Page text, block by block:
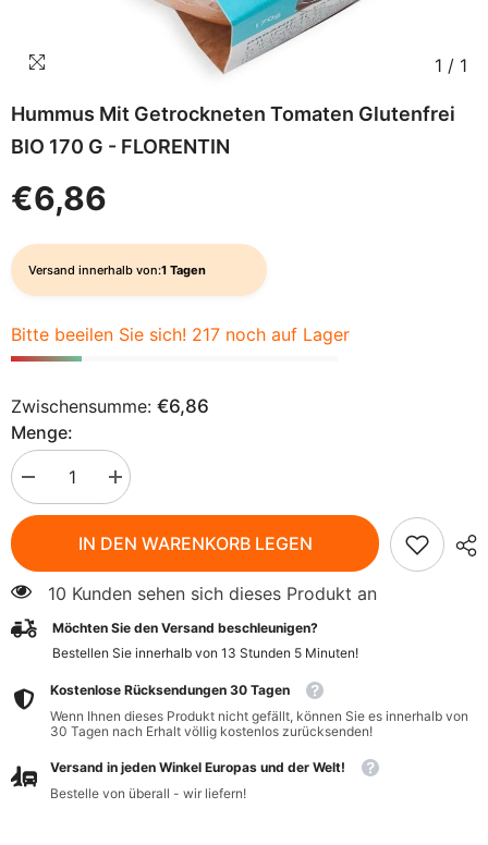
1 / 1
Hummus Mit Getrockneten Tomaten Glutenfrei
BIO 170 G - FLORENTIN
€6,86
Versand innerhalb von:1 Tagen
Bitte beeilen Sie sich! 217 noch auf Lager
Zwischensumme: €6,86
Menge:
verringern
für
Hummus
getrockneten
Tomaten
glutenfrei
BIO
170
Menge
erhöhen
für
Hummus
mit
glutenfrei
170
g
-
IN DEN WARENKORB LEGEN
10 Kunden sehen sich dieses Produkt an
Möchten Sie den Versand beschleunigen?
Bestellen Sie innerhalb von 13 Stunden 5 Minuten!
Kostenlose Rücksendungen 30 Tagen
Wenn Ihnen dieses Produkt nicht gefällt, können Sie es innerhalb von
30 Tagen nach Erhalt völlig kostenlos zurücksenden!
Versand in jeden Winkel Europas und der Welt!
Bestelle von überall - wir liefern!